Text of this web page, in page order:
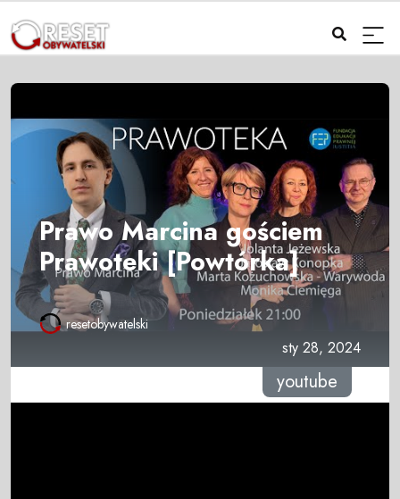
Prawo Marcina gościem
Prawoteki [Powtórka]
resetobywatelski
sty 28, 2024
youtube